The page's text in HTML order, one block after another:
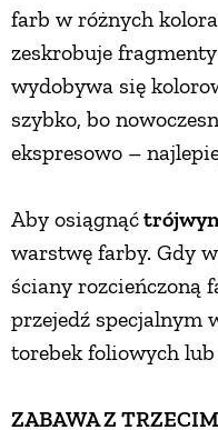
farb w różnych
zeskrobuje
wydobywa się
szybko, bo
ekspresowo –
Aby osiągnąć
warstwę farby. Gdy
ściany rozcieńczoną
przejedź specjalnym
torebek foliowych
ZABAWA Z